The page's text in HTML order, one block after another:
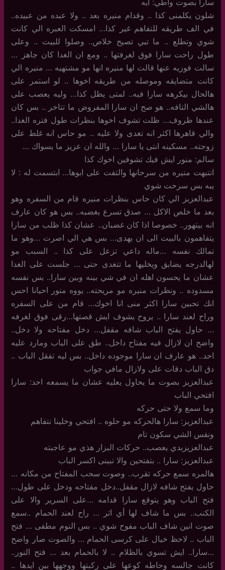
سارا بصوت واطي: ايه
شلون يكلمنى كذا .. وقدام منيره بعد .. ولا عبده من عبيده..
في الف طريقه للتفاهم غير كذا… امسكت العبره الي كانت
شوي وتطلع .. ما تبي تصيح خلاص.. وصلوا للبيت .. وعلى
طول راحت سارا فوق لغرفتها .. ومع ان الغدا كان جاهز …
سالت فوزيه عنها قالت لها منيره انها مو مشتهيه … منيره الي
كانت متضايقه وموصله من طريقه اخوها .. لو استمر على
هالحال بيكرهه سارا فيه.. لمتى يظل كذا… وليه يعصب على
هالشي التافه.. هو صح ان سارا المفروض ما تتاخر .. بس كان
عندها ظروف… ظلت تشوف اخوها بنظرات طول فتره الغدا..
والي قاهرها اكثر انه تغدى ولا عليه .. مو حاس انه غلط على
زوجته.. مسكينه انتى يا سارا … والله ان عزيز ما يسواك …
سالم: منور ايش فيك تشوفين اخوك كذا
انتبهت منيره من سرحانها والتفت على ابوها… ابتسمت له : لا
يبه بس سرحت شوي
عبدالعزيز الي كان حاس بنظرات منيره قام من السفره وهو
بعد ما خلص الاكل … صدق تسرع بغضبه.. بس هو كان عارف
انه بيتهور.. خصوصا اذا كان غضبان.. عشان كذا ظلب من سارا
يتفاهمون بالبيت الى ان يهدى… بس هي الي اصرت …وهو ما
تمالك نفسه …ماله داعي تزعل على كذا .. السبب مو
لهالدرجه يضايق ويخليها ما تتغدى حتى … جلست على الغدا
عشان ما يحسون اهله ان في شي بينه وبين سارا.. بس نفسه
مسدوده .. ونظرات منيره مو مريحته.. يووه منور احيانا احس
انك تحبين سارا اكثر منى انا اخوك… قام من على السفره
وراح لعند سارا .. يروح يشوف ايش قصتها…رقى فوق لغرفه
… حاول يفتح الباب شافه مقفل… دخل مفتاحه ولا دخل..
واضح ان لازال فيه مفتاح داخل.. طق على الباب ومارد عليه
احد.. هو عارف ان سارا موجوده داخل.. بس ليه تفقل الباب ..
دق الباب دقات على ولازال مافي جواب
عبدالعزيز بصوت ما يحاول يعليه عشان ما يسمعه احد: سارا
افتحي الباب
وما سمع ولا حتى حركه
عبدالعزيز: سارا هالحركه مو حلوه .. افتحي وخلينا نتفاهم
ونفس الشي سكون تام
عبدالعزيزبدي يعصب.. حركات البزار هذي مو عاجبته
عبدالعزيز: سارا .. بتفتحين والا تبينى اكسر الباب
هالمره سمع حركه تقرب.. وصوت سحب المفتاح من مكانه …
حاول يفتح شافه لازال مقفل..دخل مفتاحه ودخل على طول…
فتح الباب وهو يتوقع سارا قدامه …على السرير والا على
الكنب.. بس ما شاف لها أي اثر … راح لعند الحمام ..سمع
صوت انين شاف الباب مفوح شوي .. بس النوم مطفى … فتح
الباب .. لاحظ خيال على كرسى الحمام … والصوت صار واضح
…سارا.. ايش تسوي بالظلام .. لا بالحمام بعد … فتح النور..
كانت جالسه وحاطه كوعها على ركبتها ووجهها بين ايدها ..